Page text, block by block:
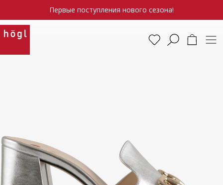
Первые поступления нового сезона!